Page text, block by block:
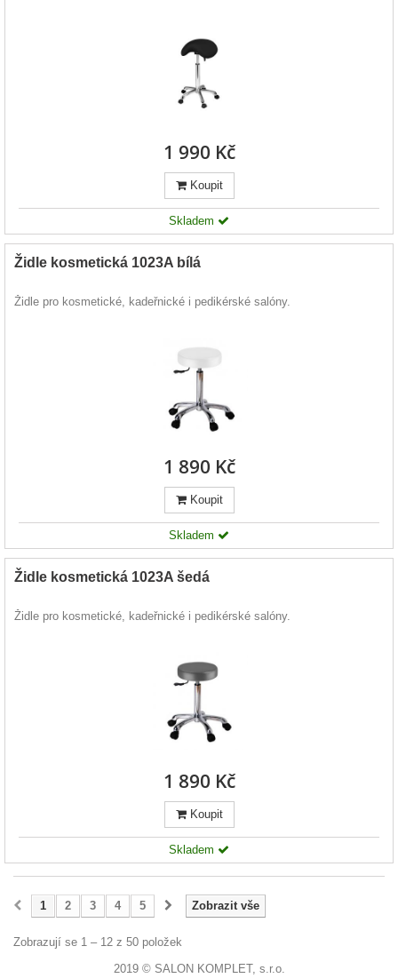
1 990 Kč
Koupit
Skladem
Židle kosmetická 1023A bílá
Židle pro kosmetické, kadeřnické i pedikérské salóny.
1 890 Kč
Koupit
Skladem
Židle kosmetická 1023A šedá
Židle pro kosmetické, kadeřnické i pedikérské salóny.
1 890 Kč
Koupit
Skladem
Zobrazit vše
1 2 3 4 5
Zobrazují se 1 – 12 z 50 položek
2019 © SALON KOMPLET, s.r.o.